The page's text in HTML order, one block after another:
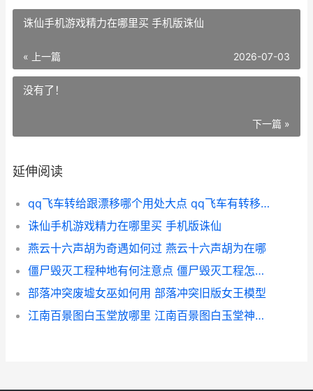
诛仙手机游戏精力在哪里买 手机版诛仙
« 上一篇 2026-07-03
没有了！
下一篇 »
延伸阅读
qq飞车转给跟漂移哪个用处大点 qq飞车有转移号吗
诛仙手机游戏精力在哪里买 手机版诛仙
燕云十六声胡为奇遇如何过 燕云十六声胡为在哪
僵尸毁灭工程种地有何注意点 僵尸毁灭工程怎么耕种
部落冲突废墟女巫如何用 部落冲突旧版女王模型
江南百景图白玉堂放哪里 江南百景图白玉堂神秘信件